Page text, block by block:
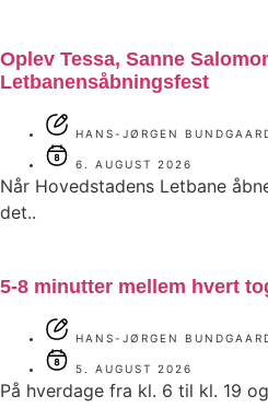
Oplev Tessa, Sanne
Letbanensåbningsfest
HANS-JØRGEN
6. AUGUST 2026
Når Hovedstadens Letbane
det..
5-8 minutter mellem hvert
HANS-JØRGEN
5. AUGUST 2026
På hverdage fra kl. 6 til kl. 19